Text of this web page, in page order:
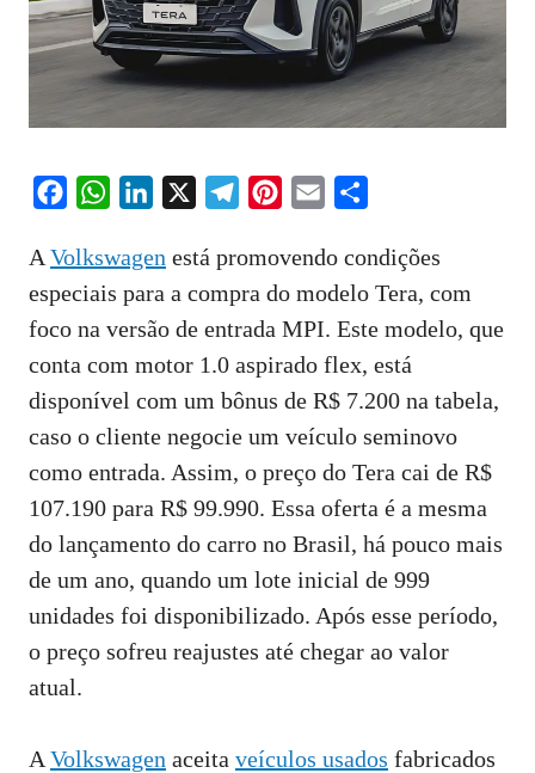
c
e
b
o
W
a
t
s
A
p
n
k
e
d
l
e
g
r
a
n
t
e
r
a
i
a
r
e
A Volkswagen está promovendo condições
especiais para a compra do modelo Tera, com
foco na versão de entrada MPI. Este modelo, que
conta com motor 1.0 aspirado flex, está
disponível com um bônus de R$ 7.200 na tabela,
caso o cliente negocie um veículo seminovo
como entrada. Assim, o preço do Tera cai de R$
107.190 para R$ 99.990. Essa oferta é a mesma
do lançamento do carro no Brasil, há pouco mais
de um ano, quando um lote inicial de 999
unidades foi disponibilizado. Após esse período,
o preço sofreu reajustes até chegar ao valor
atual.
A Volkswagen aceita veículos usados fabricados